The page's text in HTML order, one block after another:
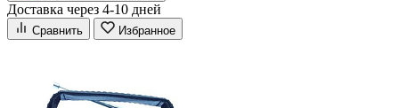
Доставка через 4-10 дней
Сравнить Избранное